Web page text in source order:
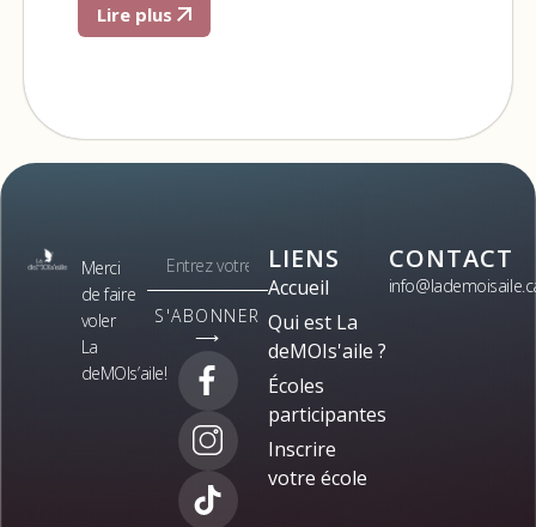
Lire plus
Merci
de faire
voler
La
deMOIs’aile!
S'ABONNER
⟶
LIENS
Accueil
Qui est La
deMOIs'aile ?
Écoles
participantes
Inscrire
votre école
CONTACT